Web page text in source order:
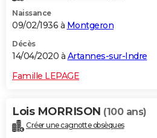
Naissance
09/02/1936 à Montgeron
Décès
14/04/2020 à Artannes-sur-Indre
Famille LEPAGE
Lois MORRISON (100 ans)
Créer une cagnotte obsèques